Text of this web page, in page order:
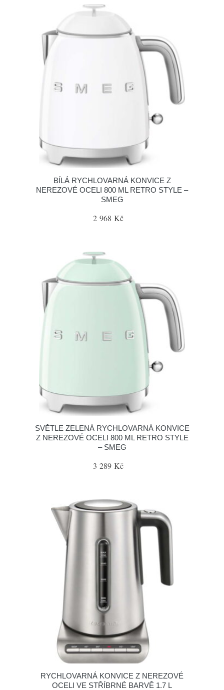
BÍLÁ RYCHLOVARNÁ KONVICE Z
NEREZOVÉ OCELI 800 ML RETRO STYLE –
SMEG
2 968 Kč
SVĚTLE ZELENÁ RYCHLOVARNÁ KONVICE
Z NEREZOVÉ OCELI 800 ML RETRO STYLE
– SMEG
3 289 Kč
RYCHLOVARNÁ KONVICE Z NEREZOVÉ
OCELI VE STŘÍBRNÉ BARVĚ 1.7 L